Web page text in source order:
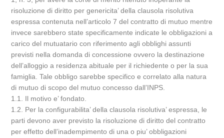
risoluzione di diritto per genericita’ della clausola risolutiva
espressa contenuta nell’articolo 7 del contratto di mutuo mentre
invece sarebbero state specificamente indicate le obbligazioni a
carico del mutuatario con riferimento agli obblighi assunti
previsti nella domanda di concessione ovvero la destinazione
dell’alloggio a residenza abituale per il richiedente o per la sua
famiglia. Tale obbligo sarebbe specifico e correlato alla natura
di mutuo di scopo del mutuo concesso dall’INPS.
1.1. Il motivo e’ fondato.
1.2. Per la configurabilita’ della clausola risolutiva’ espressa, le
parti devono aver previsto la risoluzione di diritto del contratto
per effetto dell’inadempimento di una o piu’ obbligazioni